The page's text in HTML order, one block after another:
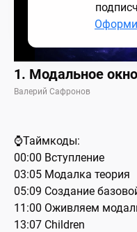
1. Модальное окно
Валерий Сафронов
⌚Таймкоды:
00:00 Вступление
03:05 Модалка теория
05:09 Создание
11:00 Оживляем
13:07 Children